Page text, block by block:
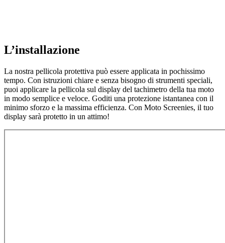
L’installazione
La nostra pellicola protettiva può essere applicata in pochissimo
tempo. Con istruzioni chiare e senza bisogno di strumenti speciali,
puoi applicare la pellicola sul display del tachimetro della tua moto
in modo semplice e veloce. Goditi una protezione istantanea con il
minimo sforzo e la massima efficienza. Con Moto Screenies, il tuo
display sarà protetto in un attimo!